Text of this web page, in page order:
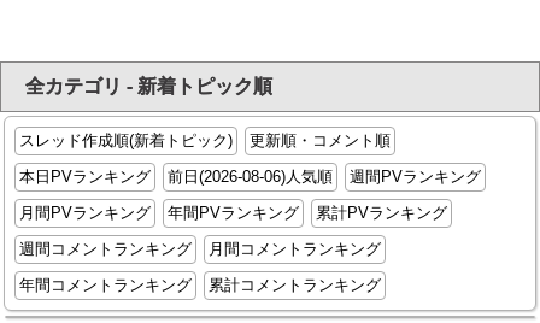
全カテゴリ - 新着トピック順
スレッド作成順(新着トピック)
更新順・コメント順
本日PVランキング
前日(2026-08-06)人気順
週間PVランキング
月間PVランキング
年間PVランキング
累計PVランキング
週間コメントランキング
月間コメントランキング
年間コメントランキング
累計コメントランキング